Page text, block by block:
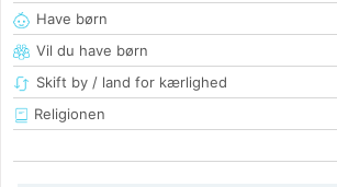
Have børn
Vil du have børn
Skift by / land for kærlighed
Religionen